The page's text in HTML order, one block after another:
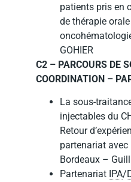
patients pris en
de thérapie orale
GOHIER
C2 – PARCOURS DE
COORDINATION –
La sous-
injectables du
Retour
partenariat avec
Bordeaux –
Partenariat IPA/